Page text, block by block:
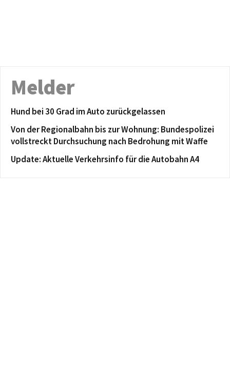
Melder
Hund bei 30 Grad im Auto zurückgelassen
Von der Regionalbahn bis zur Wohnung: Bundespolizei
vollstreckt Durchsuchung nach Bedrohung mit Waffe
Update: Aktuelle Verkehrsinfo für die Autobahn A4